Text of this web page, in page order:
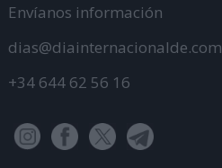
Envíanos información
dias@diainternacionalde.com
+34 644 62 56 16